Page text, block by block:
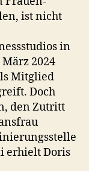
ist nicht
in
2024
Mitglied
Doch
den Zutritt
erhielt Doris